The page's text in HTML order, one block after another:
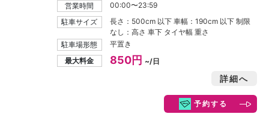
営業時間
00:00〜23:59
駐車サイズ
長さ：500cm 以下 車幅：190cm 以下 制限
なし：高さ 車下 タイヤ幅 重さ
駐車場形態
平置き
最大料金
850円 ~/日
詳細へ
予約する